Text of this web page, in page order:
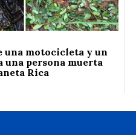
una motocicleta y un
una persona muerta
Rica